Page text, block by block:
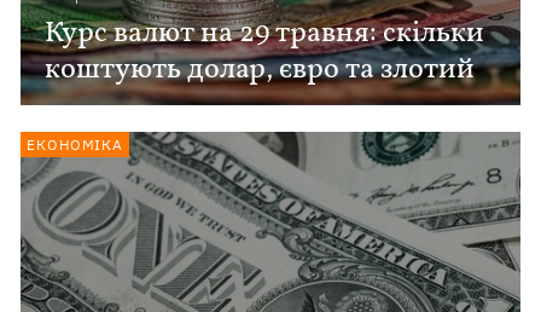
Курс валют на 29 травня: скільки
коштують долар, євро та злотий
ЕКОНОМІКА